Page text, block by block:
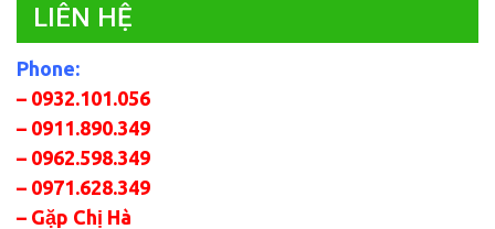
LIÊN HỆ
Phone:
– 0932.101.056
– 0911.890.349
– 0962.598.349
– 0971.628.349
– Gặp Chị Hà